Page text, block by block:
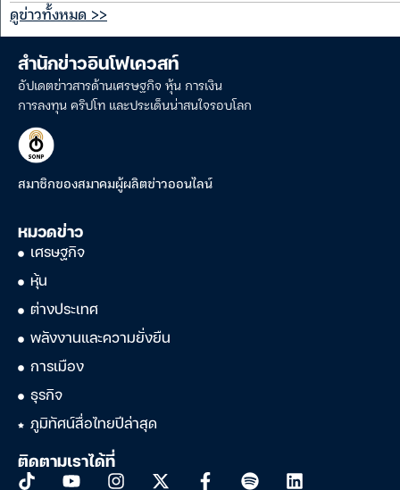
ดูข่าวทั้งหมด >>
สำนักข่าวอินโฟเควสท์
อัปเดตข่าวสารด้านเศรษฐกิจ หุ้น การเงิน
การลงทุน คริปโท และประเด็นน่าสนใจรอบโลก
สมาชิกของสมาคมผู้ผลิตข่าวออนไลน์
หมวดข่าว
เศรษฐกิจ
หุ้น
ต่างประเทศ
พลังงานและความยั่งยืน
การเมือง
ธุรกิจ
ภูมิทัศน์สื่อไทยปีล่าสุด
ติดตามเราได้ที่